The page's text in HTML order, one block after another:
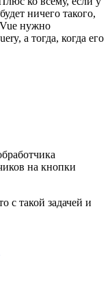
ничего такого,
Vue нужно
а тогда, когда его
на кнопки
с такой задачей и